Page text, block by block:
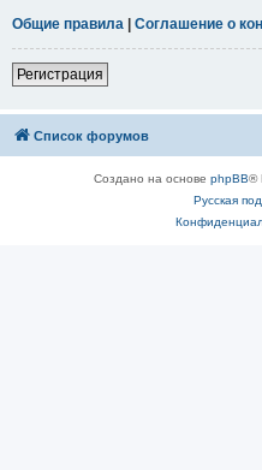
Общие правила | Соглашение о
Регистрация
Список форумов
Создано на основе phpBB®
Русская